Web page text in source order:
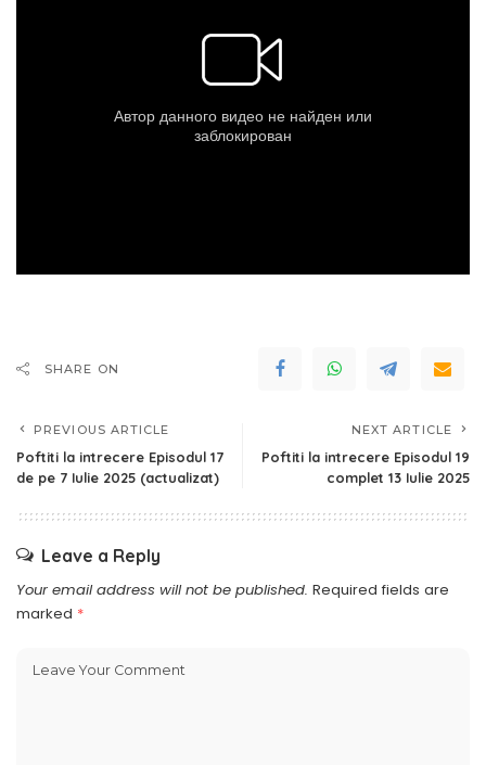
SHARE ON
PREVIOUS ARTICLE
Poftiti la intrecere Episodul 17
de pe 7 Iulie 2025 (actualizat)
NEXT ARTICLE
Poftiti la intrecere Episodul 19
complet 13 Iulie 2025
Leave a Reply
Your email address will not be published. Required fields are
marked *